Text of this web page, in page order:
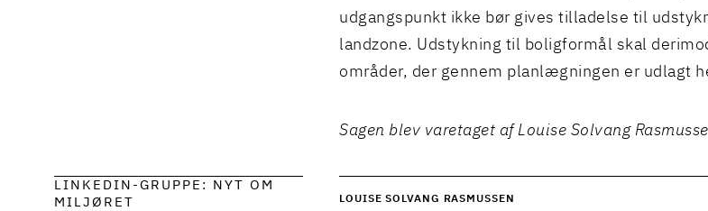
udgangspunkt ikke bør gives tilladelse til
landzone. Udstykning til boligformål skal
områder, der gennem planlægningen er udlagt
Sagen blev varetaget af Louise Solvang
LINKEDIN-GRUPPE: NYT OM
MILJØRET
LOUISE SOLVANG RASMUSSEN